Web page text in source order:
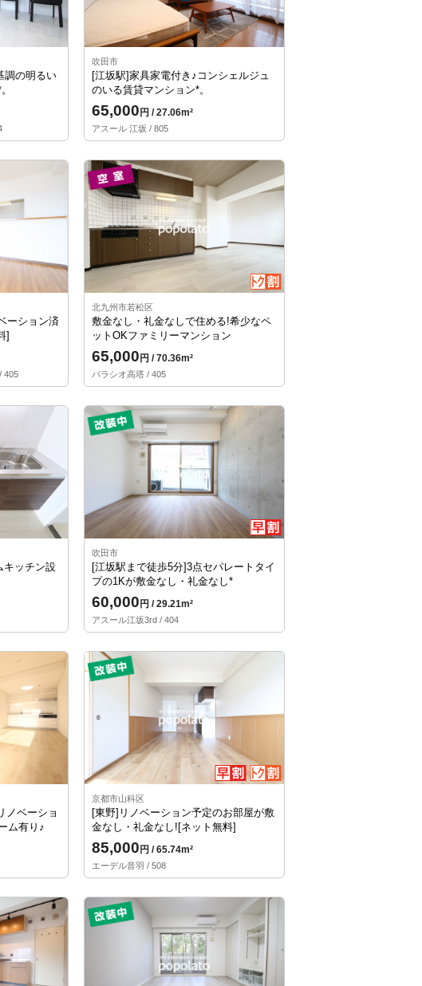
調の明るい
吹田市
[江坂駅]家具家電付き♪コンシェルジュ
のいる賃貸マンション*。
65,000 円 / 27.06m²
アスール 江坂 / 805
ーション済
]
405
北九州市若松区
敷金なし・礼金なしで住める!希少なペ
ットOKファミリーマンション
65,000 円 / 70.36m²
パラシオ高塔 / 405
キッチン設
吹田市
[江坂駅まで徒歩5分]3点セパレートタイ
プの1Kが敷金なし・礼金なし*
60,000 円 / 29.21m²
アスール江坂3rd / 404
ノベーショ
ム有り♪
京都市山科区
[東野]リノベーション予定のお部屋が敷
金なし・礼金なし![ネット無料]
85,000 円 / 65.74m²
エーデル音羽 / 508